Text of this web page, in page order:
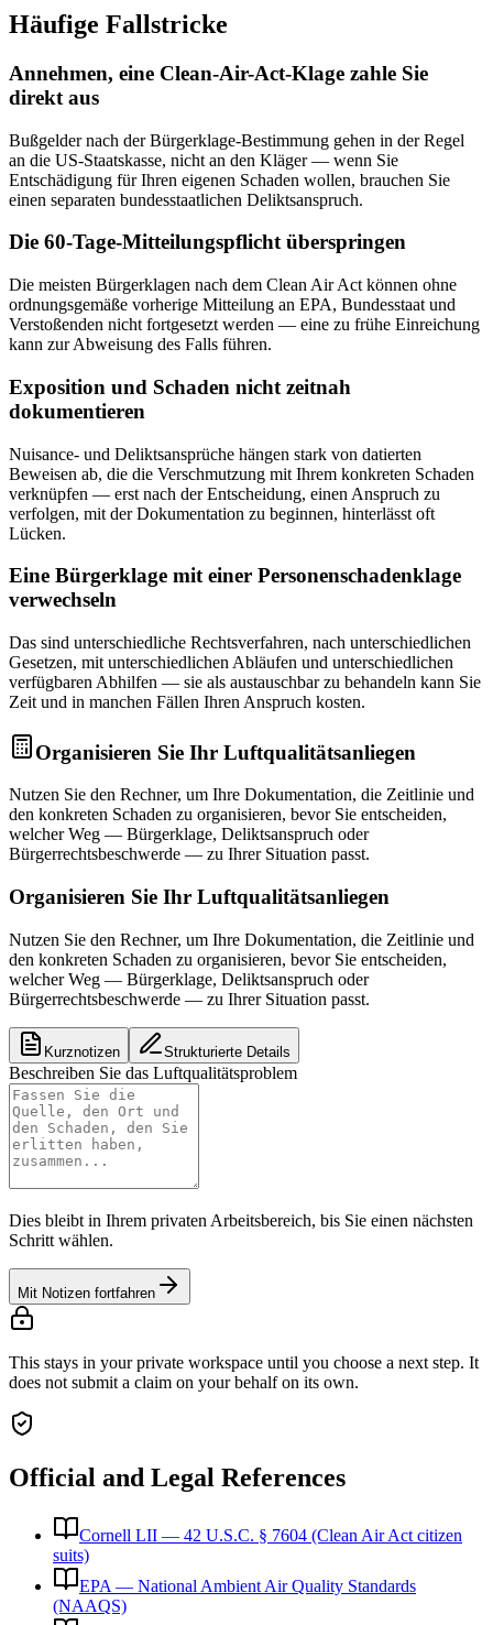
Häufige Fallstricke
Annehmen, eine Clean-Air-Act-Klage zahle Sie
direkt aus
Bußgelder nach der Bürgerklage-Bestimmung gehen in der Regel
an die US-Staatskasse, nicht an den Kläger — wenn Sie
Entschädigung für Ihren eigenen Schaden wollen, brauchen Sie
einen separaten bundesstaatlichen Deliktsanspruch.
Die 60-Tage-Mitteilungspflicht überspringen
Die meisten Bürgerklagen nach dem Clean Air Act können ohne
ordnungsgemäße vorherige Mitteilung an EPA, Bundesstaat und
Verstoßenden nicht fortgesetzt werden — eine zu frühe Einreichung
kann zur Abweisung des Falls führen.
Exposition und Schaden nicht zeitnah
dokumentieren
Nuisance- und Deliktsansprüche hängen stark von datierten
Beweisen ab, die die Verschmutzung mit Ihrem konkreten Schaden
verknüpfen — erst nach der Entscheidung, einen Anspruch zu
verfolgen, mit der Dokumentation zu beginnen, hinterlässt oft
Lücken.
Eine Bürgerklage mit einer Personenschadenklage
verwechseln
Das sind unterschiedliche Rechtsverfahren, nach unterschiedlichen
Gesetzen, mit unterschiedlichen Abläufen und unterschiedlichen
verfügbaren Abhilfen — sie als austauschbar zu behandeln kann Sie
Zeit und in manchen Fällen Ihren Anspruch kosten.
Organisieren Sie Ihr Luftqualitätsanliegen
Nutzen Sie den Rechner, um Ihre Dokumentation, die Zeitlinie und
den konkreten Schaden zu organisieren, bevor Sie entscheiden,
welcher Weg — Bürgerklage, Deliktsanspruch oder
Bürgerrechtsbeschwerde — zu Ihrer Situation passt.
Organisieren Sie Ihr Luftqualitätsanliegen
Nutzen Sie den Rechner, um Ihre Dokumentation, die Zeitlinie und
den konkreten Schaden zu organisieren, bevor Sie entscheiden,
welcher Weg — Bürgerklage, Deliktsanspruch oder
Bürgerrechtsbeschwerde — zu Ihrer Situation passt.
Kurznotizen Strukturierte Details
Beschreiben Sie das Luftqualitätsproblem
Dies bleibt in Ihrem privaten Arbeitsbereich, bis Sie einen nächsten
Schritt wählen.
Mit Notizen fortfahren
This stays in your private workspace until you choose a next step. It
does not submit a claim on your behalf on its own.
Official and Legal References
Cornell LII — 42 U.S.C. § 7604 (Clean Air Act citizen
suits)
EPA — National Ambient Air Quality Standards
(NAAQS)